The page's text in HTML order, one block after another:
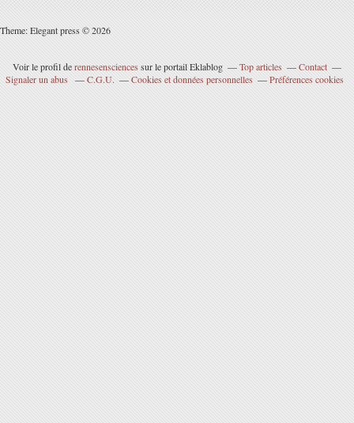
Theme: Elegant press © 2026
Voir le profil derennesensciences sur le portail Eklablog Top articles
Contact
Signaler un abus
C.G.U. Cookies et données personnelles Préférences cookies